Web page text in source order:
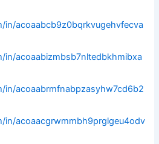
in/acoaabcb9z0bqrkvugehvfecva
in/acoaabizmbsb7nltedbkhmibxa
in/acoaabrmfnabpzasyhw7cd6b2
in/acoaacgrwmmbh9prglgeu4odv